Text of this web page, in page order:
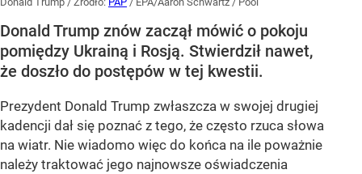
Donald Trump znów zaczął mówić o pokoju
pomiędzy Ukrainą i Rosją. Stwierdził nawet,
że doszło do postępów w tej kwestii.
Prezydent Donald Trump zwłaszcza w swojej drugiej
kadencji dał się poznać z tego, że często rzuca słowa
na wiatr. Nie wiadomo więc do końca na ile poważnie
należy traktować jego najnowsze oświadczenia